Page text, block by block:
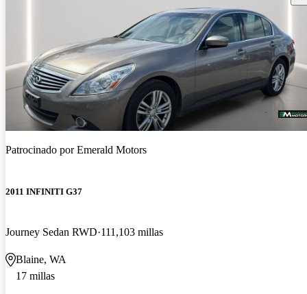
Patrocinado porEmerald Motors
2011 INFINITI G37
Journey Sedan RWD 111,103 millas
Blaine, WA
17 millas